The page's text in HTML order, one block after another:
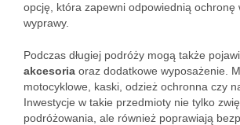
opcję, która zapewni odpowiednią ochronę
wyprawy.
Podczas długiej podróży mogą także
akcesoria oraz dodatkowe wyposażenie.
motocyklowe, kaski, odzież ochronna czy
Inwestycje w takie przedmioty nie tylko
podróżowania, ale również poprawiają